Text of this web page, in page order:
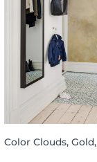
Color Clouds,